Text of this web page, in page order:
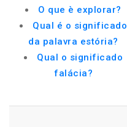
O que è explorar?
Qual é o significado
da palavra estória?
Qual o significado
falácia?